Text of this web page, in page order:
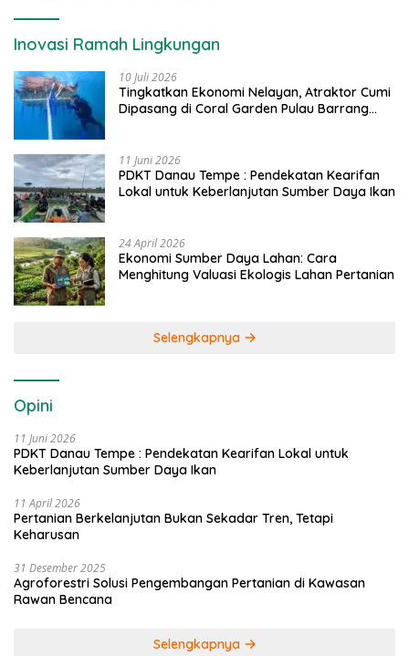
Inovasi Ramah Lingkungan
10 Juli 2026
Tingkatkan Ekonomi Nelayan, Atraktor Cumi
Dipasang di Coral Garden Pulau Barrang
11 Juni 2026
PDKT Danau Tempe : Pendekatan Kearifan
Lokal untuk Keberlanjutan Sumber Daya Ikan
24 April 2026
Ekonomi Sumber Daya Lahan: Cara
Menghitung Valuasi Ekologis Lahan Pertanian
Selengkapnya
Opini
11 Juni 2026
PDKT Danau Tempe : Pendekatan Kearifan Lokal untuk
Keberlanjutan Sumber Daya Ikan
11 April 2026
Pertanian Berkelanjutan Bukan Sekadar Tren, Tetapi
Keharusan
31 Desember 2025
Agroforestri Solusi Pengembangan Pertanian di Kawasan
Rawan Bencana
Selengkapnya